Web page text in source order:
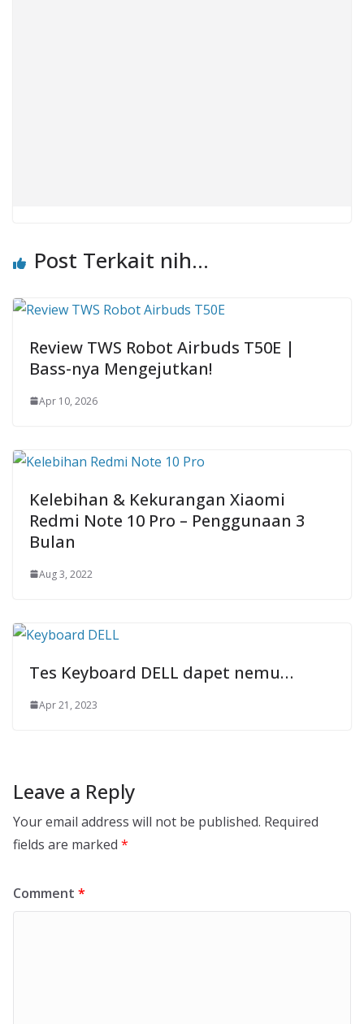
Post Terkait nih...
Review TWS Robot Airbuds T50E |
Bass-nya Mengejutkan!
Apr 10, 2026
Kelebihan & Kekurangan Xiaomi
Redmi Note 10 Pro – Penggunaan 3
Bulan
Aug 3, 2022
Tes Keyboard DELL dapet nemu…
Apr 21, 2023
Leave a Reply
Your email address will not be published. Required
fields are marked *
Comment *